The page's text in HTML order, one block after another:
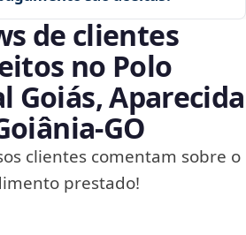
de clientes
no Polo
Goiás, Aparecida
clientes comentam sobre o
prestado!